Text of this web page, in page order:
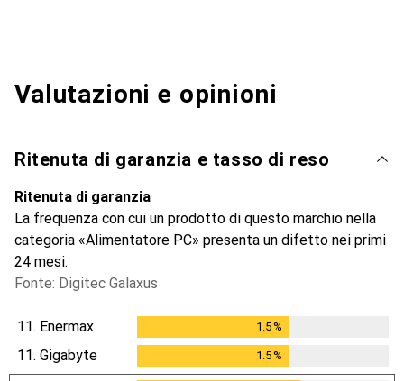
Valutazioni e opinioni
Ritenuta di garanzia e tasso di reso
Ritenuta di garanzia
La frequenza con cui un prodotto di questo marchio nella
categoria «Alimentatore PC» presenta un difetto nei primi
24 mesi.
Fonte: Digitec Galaxus
11. Enermax 1.5%
11. Gigabyte 1.5%